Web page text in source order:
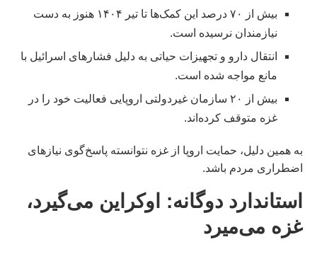
بیش از ۷۰ درصد این کمک‌ها تا تیر ۱۴۰۴ هنوز به دست
نیازمندان نرسیده است.
انتقال دارو و تجهیزات حیاتی به دلیل فشارهای اسرائیل با
مانع مواجه شده است.
بیش از ۲۰ سازمان غیردولتی اروپایی فعالیت خود را در
غزه متوقف کرده‌اند.
به همین دلیل، حمایت اروپا از غزه نتوانسته پاسخ‌گوی نیازهای
اضطراری مردم باشد.
استاندارد دوگانه: اوکراین می‌گیرد،
غزه می‌میرد